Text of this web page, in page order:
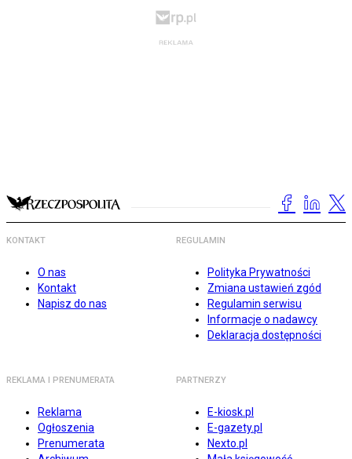
KONTAKT
O nas
Kontakt
Napisz do nas
REGULAMIN
Polityka Prywatności
Zmiana ustawień zgód
Regulamin serwisu
Informacje o nadawcy
Deklaracja dostępności
REKLAMA I PRENUMERATA
Reklama
Ogłoszenia
Prenumerata
PARTNERZY
E-kiosk.pl
E-gazety.pl
Nexto.pl